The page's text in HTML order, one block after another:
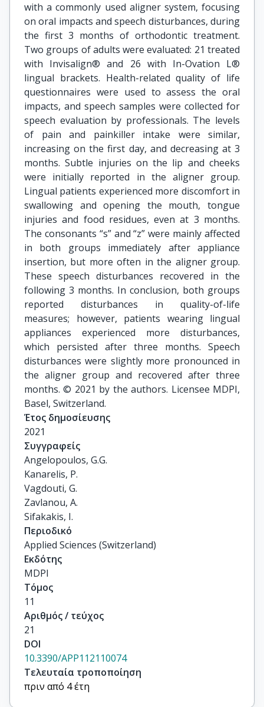
with a commonly used aligner system, focusing
on oral impacts and speech disturbances, during
the first 3 months of orthodontic treatment.
Two groups of adults were evaluated: 21 treated
with Invisalign® and 26 with In-Ovation L®
lingual brackets. Health-related quality of life
questionnaires were used to assess the oral
impacts, and speech samples were collected for
speech evaluation by professionals. The levels
of pain and painkiller intake were similar,
increasing on the first day, and decreasing at 3
months. Subtle injuries on the lip and cheeks
were initially reported in the aligner group.
Lingual patients experienced more discomfort in
swallowing and opening the mouth, tongue
injuries and food residues, even at 3 months.
The consonants “s” and “z” were mainly affected
in both groups immediately after appliance
insertion, but more often in the aligner group.
These speech disturbances recovered in the
following 3 months. In conclusion, both groups
reported disturbances in quality-of-life
measures; however, patients wearing lingual
appliances experienced more disturbances,
which persisted after three months. Speech
disturbances were slightly more pronounced in
the aligner group and recovered after three
months. © 2021 by the authors. Licensee MDPI,
Basel, Switzerland.
Έτος δημοσίευσης
2021
Συγγραφείς
Angelopoulos, G.G.
Kanarelis, P.
Vagdouti, G.
Zavlanou, A.
Sifakakis, I.
Περιοδικό
Applied Sciences (Switzerland)
Εκδότης
MDPI
Τόμος
11
Αριθμός / τεύχος
21
DOI
10.3390/APP112110074
Τελευταία τροποποίηση
πριν από 4 έτη